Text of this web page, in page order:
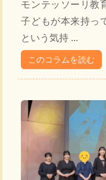
モンテッソーリ教
子どもが本来持っ
という気持 ...
このコラムを読む